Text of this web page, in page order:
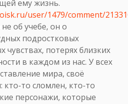
ему жизнь.
user/1479/comment/
об учебе, он о
подростковых
чувствах, потерях близких
в каждом из нас. У всех
мира, своё
то сломлен, кто-то
персонажи, которые